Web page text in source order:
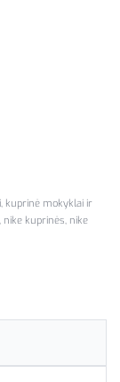
, kuprinė mokyklai ir
, nike kuprinės, nike